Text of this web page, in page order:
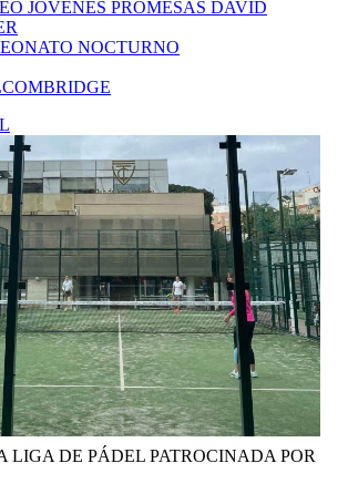
JÓVENES PROMESAS DAVID
NOCTURNO
LIGA DE PÁDEL PATROCINADA POR